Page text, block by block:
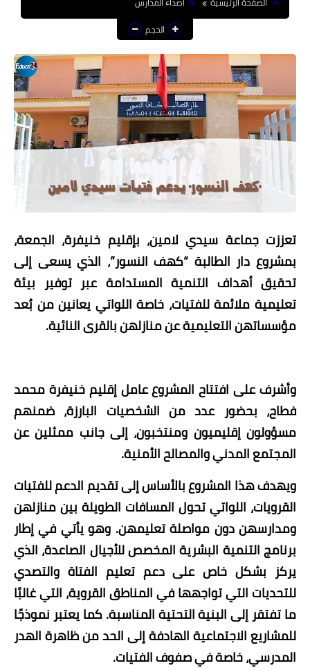
منوعات إخبارية
مواضيع تربوية
وثائق تربوية
الشؤون الاجتماعية لأسرة
التعليم
الحجم
تعززت جماعة سيدي لامين، بإقليم خنيفرة، الجمعة،
بمشروع دار الطالبة “كهف النسور”، الذي يسعى إلى
تحقيق أهداف التنمية المستدامة عبر توفير بيئة
تعليمية ملائمة للفتيات، خاصة اللواتي يعانين من بُعد
مؤسساتهن التعليمية عن منازلهن بالقرى النائية.
وأشرف على افتتاح المشروع عامل إقليم خنيفرة محمد
فطاح، بحضور عدد من الشخصيات البارزة، ضمنهم
مسؤولون إقليميون ومنتخبون، إلى جانب ممثلين عن
المجتمع المدني والمصالح الأمنية.
ويهدف هذا المشروع بالأساس إلى تقديم الدعم للفتيات
القرويات، اللواتي تحول المسافات الطويلة بين منازلهن
ومدارسهن دون مواصلة تعليمهن. وهو يأتي في إطار
برنامج التنمية البشرية المخصص للأجيال الصاعدة، الذي
يركز بشكل خاص على دعم تعليم الفتاة والتصدي
للتحديات التي تواجهها في المناطق القروية، التي غالبًا
ما تفتقر إلى البنية التحتية المناسبة. كما يعتبر نموذجًا
للمشاريع الاجتماعية الهادفة إلى الحد من ظاهرة الهدر
المدرسي، خاصة في صفوف الفتيات.